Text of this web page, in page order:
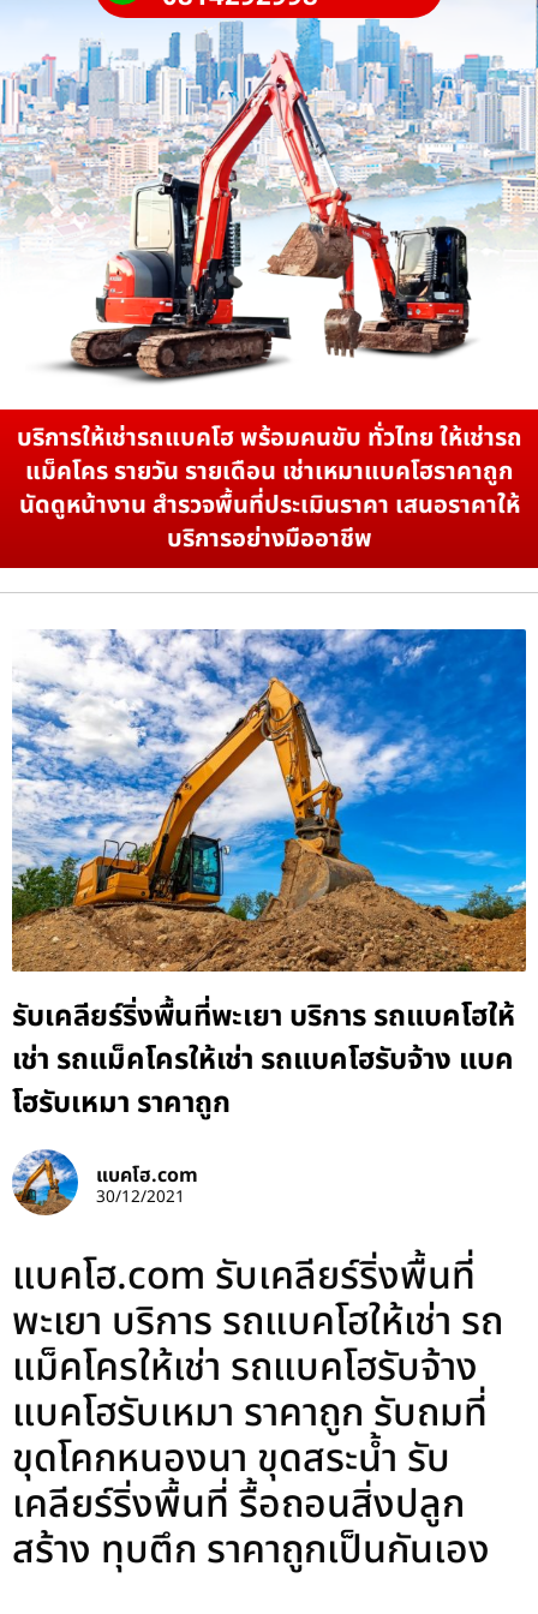
บริการให้เช่ารถแบคโฮ พร้อมคนขับ ทั่วไทย ให้เช่ารถ
แม็คโคร รายวัน รายเดือน เช่าเหมาแบคโฮราคาถูก
นัดดูหน้างาน สำรวจพื้นที่ประเมินราคา เสนอราคาให้
บริการอย่างมืออาชีพ
รับเคลียร์ริ่งพื้นที่พะเยา บริการ รถแบคโฮให้
เช่า รถแม็คโครให้เช่า รถแบคโฮรับจ้าง แบค
โฮรับเหมา ราคาถูก
แบคโฮ.com
30/12/2021
แบคโฮ.com รับเคลียร์ริ่งพื้นที่
พะเยา บริการ รถแบคโฮให้เช่า รถ
แม็คโครให้เช่า รถแบคโฮรับจ้าง
แบคโฮรับเหมา ราคาถูก รับถมที่
ขุดโคกหนองนา ขุดสระน้ำ รับ
เคลียร์ริ่งพื้นที่ รื้อถอนสิ่งปลูก
สร้าง ทุบตึก ราคาถูกเป็นกันเอง